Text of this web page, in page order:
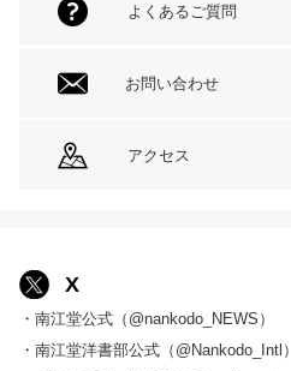
よくあるご質問
お問い合わせ
アクセス
X
・南江堂公式（@nankodo_NEWS）
・南江堂洋書部公式（@Nankodo_Intl）